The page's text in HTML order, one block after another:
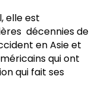
elle est
décennies de
en Asie et
qui ont
qui fait ses